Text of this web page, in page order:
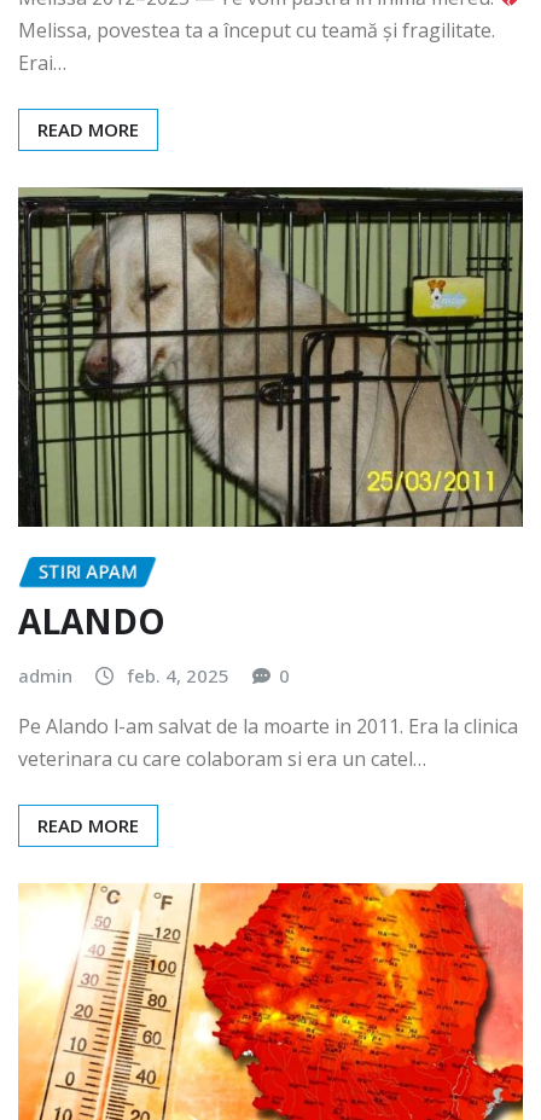
Melissa 2012–2025 — Te vom păstra în inimă mereu.
Melissa, povestea ta a început cu teamă și fragilitate.
Erai…
STIRI APAM
ALANDO
admin feb. 4, 2025
Pe Alando l-am salvat de la moarte in 2011. Era la clinica
veterinara cu care colaboram si era un catel…